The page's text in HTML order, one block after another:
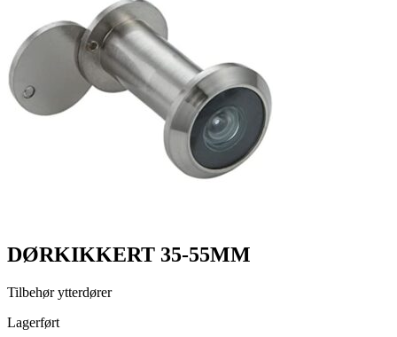
DØRKIKKERT 35-55MM
Tilbehør ytterdører
Lagerført